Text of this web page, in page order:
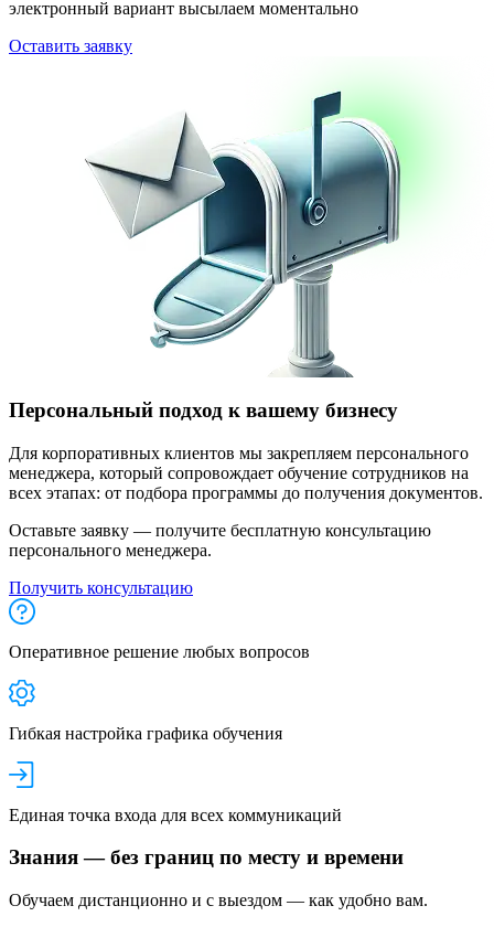
электронный вариант высылаем моментально
Оставить заявку
Персональный подход к вашему бизнесу
Для корпоративных клиентов мы закрепляем персонального
менеджера, который сопровождает обучение сотрудников на
всех этапах: от подбора программы до получения документов.
Оставьте заявку — получите бесплатную консультацию
персонального менеджера.
Получить консультацию
Оперативное решение любых вопросов
Гибкая настройка графика обучения
Единая точка входа для всех коммуникаций
Знания — без границ по месту и времени
Обучаем дистанционно и с выездом — как удобно вам.